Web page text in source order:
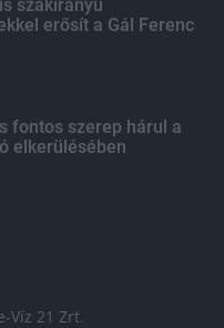
szakirányú
erősít a Gál Ferenc
fontos szerep hárul a
elkerülésében
Víz 21 Zrt.